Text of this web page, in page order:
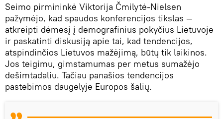
Seimo pirmininkė Viktorija Čmilytė-Nielsen
pažymėjo, kad spaudos konferencijos tikslas —
atkreipti dėmesį į demografinius pokyčius Lietuvoje
ir paskatinti diskusiją apie tai, kad tendencijos,
atspindinčios Lietuvos mažėjimą, būtų tik laikinos.
Jos teigimu, gimstamumas per metus sumažėjo
dešimtadaliu. Tačiau panašios tendencijos
pastebimos daugelyje Europos šalių.